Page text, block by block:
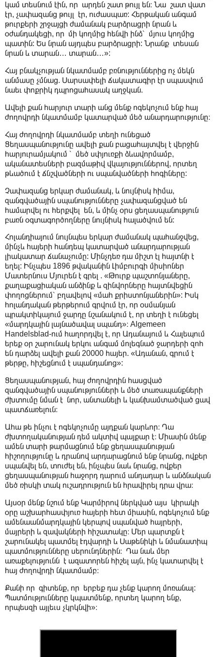
կամ տեսնում էին, որ արդեն շատ թույլ են։ Նա շատ վատ
էր, չափազանց թույլ էր, ուժասպառ: Հերթական անգամ
թուրքերի շրջայցի ժամանակ բարձրացրի նրան և
օժանդակեցի, որ մի կողմից հենվի ինձ՝ մյուս կողմից
պատին: Ես նրան այդպես բարձրացրի: Նրանք տեսան
նրան և տարան… տարան…»:
Հայ բնակչության նկատմամբ բռնություններից ոչ մեկն
անմասը չմնաց. Սարսափելի ճակատագիր էր սպասվում
նաեւ փոքրիկ դպրոցահասակ աղջկան.
Ավելի քան հարյուր տարի անց մենք ոգեկոչում ենք հայ
ժողովրդի նկատմամբ կատարված մեծ անարդարությունը։
Հայ ժողովրդի նկատմամբ տեղի ունեցած
Ցեղասպանությունը ավելի քան բացահայտվել է վերջին
հարյուրամյակում ՝ մեծ սփյուռքի ձևավորմամբ,
ականատեսների բազմաթիվ վկայություններով, որտեղ
թևածում է ճնշվածների ու սպանվածների հոգիները:
Չափազանց երկար ժամանակ, և նույնիսկ հիմա,
զանգվածային սպանությունները չափազանցված են
համարվել ու հերքվել են, և մինչ օրս ցեղասպանություն
բառն օգտագործողները նույնիսկ հալածվում են:
Հոլանդիայում նույնպես երկար ժամանակ պահանջվեց,
մինչև հայերի հանդեպ կատարված անարդարության
լիակատար ճանաչումը: Մինչդեռ դա միշտ էլ հայտնի է
եղել: Ինչպես 1896 թվականին Լիմբուրգի միսիոներ
Մատերնուս Մյուրեն է գրել . «Թուրք պաշտոնյաները,
քաղաքացիական անձինք և զինվորները հայտնվեցին
փողոցներում՝ բղավելով «մահ քրիստոնյաներին»: Իսկ
հոլանդական թերթերում գրվում էր, որ օսմանյան
պրակտիկայում ջարդը նշանակում է, որ տեղի է ունեցել
«մարդկային լայնածավալ սպանդ»։ Algemeen
Handelsblad-ում հաղորդվել է, որ Ադանայում և Հալեպում
երեք օր շարունակ երկու անգամ մոլեգնած ջարդերի զոհ
են դարձել ավելի քան 20000 հայեր. «Ադանան, գրում է
թերթը, հիշեցնում է սպանդանոց»:
Ցեղասպանության, հայ ժողովրդին հասցված
զանգվածային սպանությունների և մեծ տառապանքների
ժխտումը նման է նոր, անտանելի և կանխամտածված ցավ
պատճառելուն։
Ահա թե ինչու է ոգեկոչումը այդքան կարևոր։ Դա
ժխտողականության դեմ ակտիվ պայքար է։ Միասին մենք
ամեն տարի թարմացնում ենք ցեղասպանության
հիշողությունը և դրանով արդարացնում ենք նրանց, ովքեր
սպանվել են, տուժել են, ինչպես նաև նրանց, ովքեր
ցեղասպանության հաջորդ դարում անդադար և անձնական
մեծ ռիսկի տակ ուշադրություն են հրավիրել դրա վրա։
Այսօր մենք նշում ենք Կարմիրով ներկված այս կիրակի
օրը աշխարհասփյուռ հայերի հետ միասին, ոգեկոչում ենք
ամենաանմարդկային կերպով սպանված հայրերի,
մայրերի և զավակների հիշատակը։ Մեր պարտքն է
շարունակել պատմել Էդվարդի և Սաթենիկի և նմանատիպ
պատմությունները սերունդներին։ Դա նաև մեր
առաքելությունն է ազատորեն հիշել այն, ինչ կատարվել է
հայ ժողովրդի նկատմամբ։
Քանի որ գիտենք, որ երբեք դա չենք կարող մոռանալ:
Պատմությունները կպատմենք, որտեղ կարող ենք,
որպեսզի այլեւս չկրկնվի»։